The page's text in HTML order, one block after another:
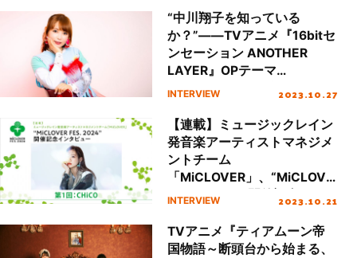
ュー
“中川翔子を知っている
か？”――TVアニメ『16bitセ
ンセーション ANOTHER
LAYER』OPテーマ
「65535」と振り返る90年
ム、“THE・しょこたん”が詰
まった1枚を語り尽くす
INTERVIEW 2023.10.27
【連載】ミュージックレイン
発音楽アーティストマネジメ
ントチーム
「MiCLOVER」、“MiCLOVE
R FES. 2024”開催記念インタ
INTERVIEW 2023.10.21
TVアニメ『ティアムーン帝
国物語～断頭台から始まる、